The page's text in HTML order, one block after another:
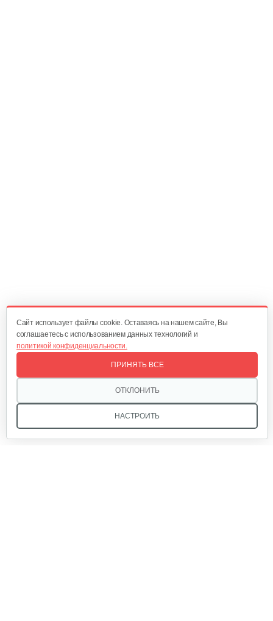
2 610 руб Смотреть
Электровелосипед Yakama S2 БЕЛЫЙ
Электровелосипед Yakama S5…
Cайт использует файлы cookie. Оставаясь на нашем сайте, Вы
соглашаетесь с использованием данных технологий и
политикой конфиденциальности.
НАСТРОИТЬ
ОТКЛОНИТЬ
ПРИНЯТЬ ВСЕ